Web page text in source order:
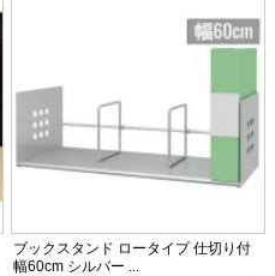
ブックスタンド ロータイプ 仕切り付
幅60cm シルバー ...